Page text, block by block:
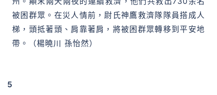
被困群眾。在災人情前，尉氏神鷹救濟隊隊員搭成人
梯，頭抵著頭、肩靠著肩，將被困群眾轉移到平安地
帶。（楊曉川 孫怡然）
5